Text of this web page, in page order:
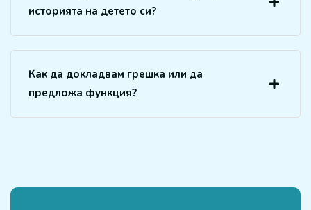
историята на детето си?
Как да докладвам грешка или да
предложа функция?